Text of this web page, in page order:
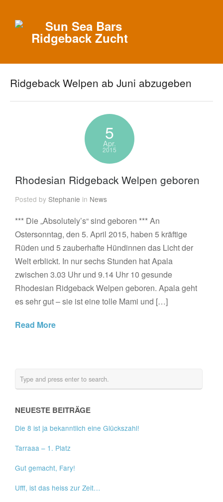
Ridgeback Welpen ab Juni abzugeben
5
Apr.
2015
Rhodesian Ridgeback Welpen geboren
Posted byStephanie in News
*** Die „Absolutely’s“ sind geboren *** An
Ostersonntag, den 5. April 2015, haben 5 kräftige
Rüden und 5 zauberhafte Hündinnen das Licht der
Welt erblickt. In nur sechs Stunden hat Apala
zwischen 3.03 Uhr und 9.14 Uhr 10 gesunde
Rhodesian Ridgeback Welpen geboren. Apala geht
es sehr gut – sie ist eine tolle Mami und […]
Read More
NEUESTE BEITRÄGE
Die 8 ist ja bekanntlich eine Glückszahl!
Tarraaa – 1. Platz
Gut gemacht, Fary!
Ufff, ist das heiss zur Zeit…